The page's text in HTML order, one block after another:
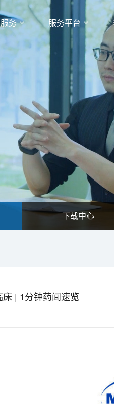
务 服务平台
下载中心
| 1分钟药闻速览